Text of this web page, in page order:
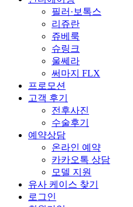
프로모션
고객 후기
전후사진
수술후기
예약상담
온라인 예약
카카오톡 상담
모델 지원
유사 케이스 찾기
로그인
회원가입